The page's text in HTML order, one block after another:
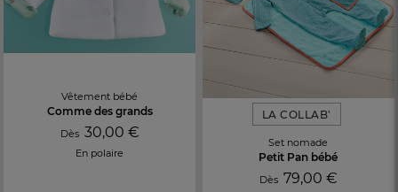
Vêtement bébé
Comme des grands
Dès 30,00 €
En polaire
LA COLLAB'
Set nomade
Petit Pan bébé
Dès 79,00 €